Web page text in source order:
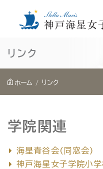
リンク
ホーム リンク
学院関連
海星青谷会(同窓会)
神戸海星女子学院小学